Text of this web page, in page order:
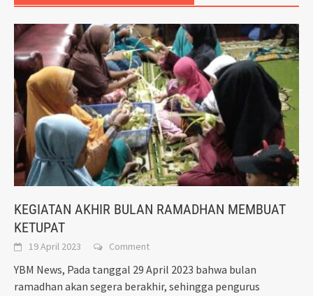
KEGIATAN AKHIR BULAN RAMADHAN MEMBUAT
KETUPAT
19 April 2023 Comment
YBM News, Pada tanggal 29 April 2023 bahwa bulan
ramadhan akan segera berakhir, sehingga pengurus